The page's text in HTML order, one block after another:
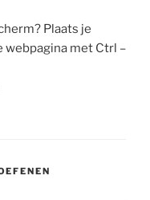
Plaats je
webpagina met Ctrl –